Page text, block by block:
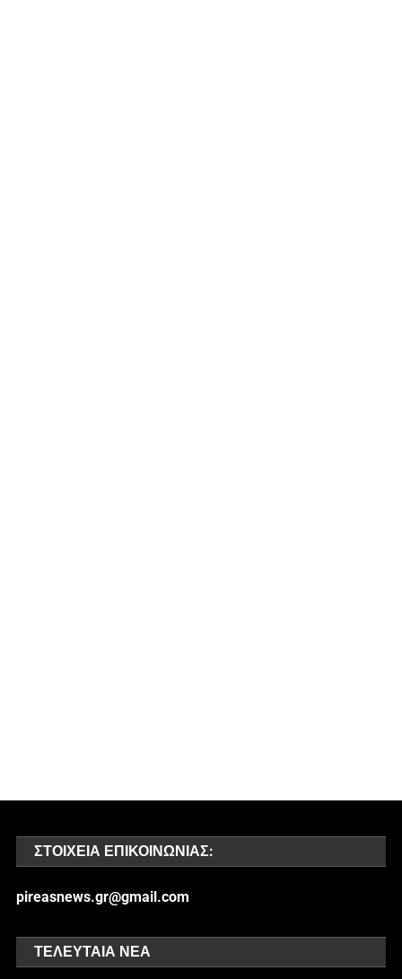
ΣΤΟΙΧΕΊΑ ΕΠΙΚΟΙΝΩΝΊΑΣ:
pireasnews.gr@gmail.com
ΤΕΛΕΥΤΑΊΑ ΝΈΑ